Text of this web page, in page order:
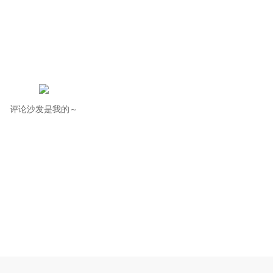
评论沙发是我的～